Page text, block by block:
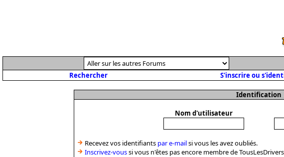
Rechercher
S'inscrire ou
Identification
Nom d'utilisateur
Recevez vos identifiants par e-mailsi vous les avez oubliés.
Inscrivez-voussi vous n'êtes pas encore membre de